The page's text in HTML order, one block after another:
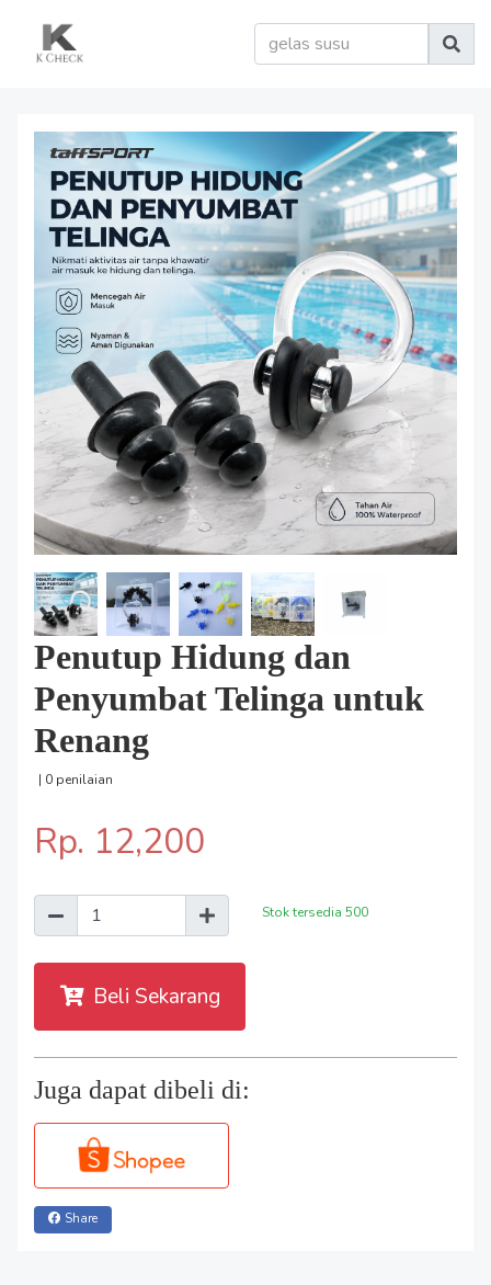
Penutup Hidung dan
Penyumbat Telinga untuk
Renang
| 0 penilaian
Rp. 12,200
Stok tersedia 500
Beli Sekarang
Juga dapat dibeli di:
Share